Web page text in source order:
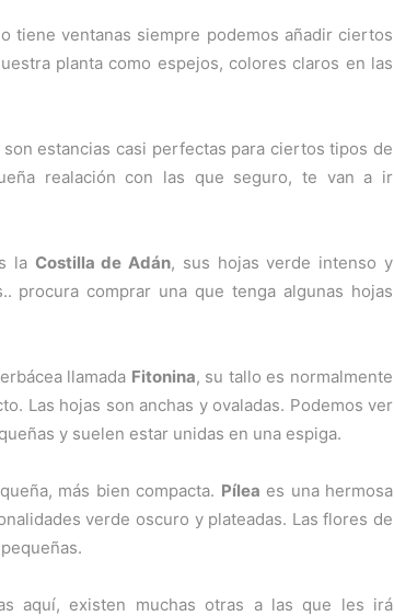
ventanas siempre podemos añadir ciertos
planta como espejos, colores claros en las
estancias casi perfectas para ciertos tipos de
realación con las que seguro, te van a ir
la Costilla de Adán, sus hojas verde intenso y
procura comprar una que tenga algunas hojas
llamada Fitonina, su tallo es normalmente
Las hojas son anchas y ovaladas. Podemos ver
y suelen estar unidas en una espiga.
más bien compacta. Pílea es una hermosa
verde oscuro y plateadas. Las flores de
aquí, existen muchas otras a las que les irá